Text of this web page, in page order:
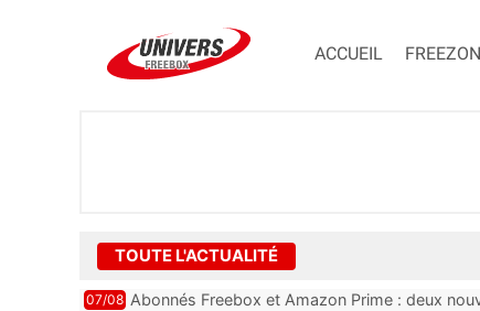
ACCUEIL
TOUTE L'ACTUALITÉ
07/08 Abonnés Freebox et Amazon Prime : deux